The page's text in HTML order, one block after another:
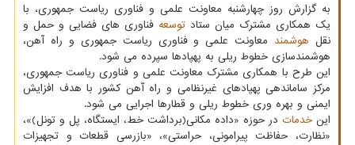
به گزارش روز چهارشنبه معاونت علمی و فناوری ریاست جمهوری، با
یک همکاری مشترک میان ستاد توسعه فناوری های فضایی و حمل و
نقل هوشمند معاونت علمی و فناوری ریاست جمهوری و راه آهن،
هوشمندسازی خطوط ریلی به پهپادها سپرده می شود.
این طرح با همکاری مشترک معاونت علمی و فناوری ریاست جمهوری،
مرکز ساماندهی پهپادهای غیرنظامی و راه آهن کشور با هدف افزایش
ایمنی و بهره وری خطوط ریلی و قطارها اجرایی می شود.
این خدمات در حوزه «داده مکانی(برداشت خط، ایستگاه، پل و تونل)»،
«نظارت، حفاظت پیرامونی، حراستی»، «بازرسی قطعات و تجهیزات